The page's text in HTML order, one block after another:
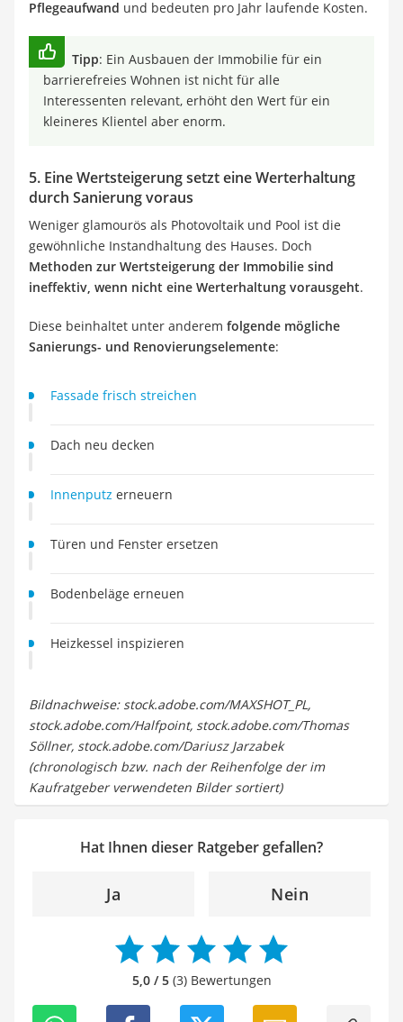
Pflegeaufwand und bedeuten pro Jahr laufende Kosten.
Tipp: Ein Ausbauen der Immobilie für ein
barrierefreies Wohnen ist nicht für alle
Interessenten relevant, erhöht den Wert für ein
kleineres Klientel aber enorm.
5. Eine Wertsteigerung setzt eine Werterhaltung
durch Sanierung voraus
Weniger glamourös als Photovoltaik und Pool ist die
gewöhnliche Instandhaltung des Hauses. Doch
Methoden zur Wertsteigerung der Immobilie sind
ineffektiv, wenn nicht eine Werterhaltung vorausgeht.
Diese beinhaltet unter anderem folgende mögliche
Sanierungs- und Renovierungselemente:
Fassade frisch streichen
Dach neu decken
Innenputz erneuern
Türen und Fenster ersetzen
Bodenbeläge erneuen
Heizkessel inspizieren
Bildnachweise: stock.adobe.com/MAXSHOT_PL,
stock.adobe.com/Halfpoint, stock.adobe.com/Thomas
Söllner, stock.adobe.com/Dariusz Jarzabek
(chronologisch bzw. nach der Reihenfolge der im
Kaufratgeber verwendeten Bilder sortiert)
Hat Ihnen dieser Ratgeber gefallen?
Ja Nein
5,0 / 5(3) Bewertungen